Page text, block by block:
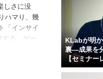
しさに没
ハマり、幾
「インサイ
る。ゲー
上げ、サイ
KLabが明
裏―成果を
【セミナー